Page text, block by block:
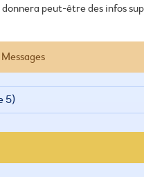
donnera peut-être des infos
Messages
5)